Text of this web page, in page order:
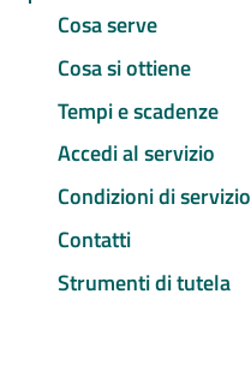
Cosa serve
Cosa si ottiene
Tempi e scadenze
Accedi al servizio
Condizioni di servizio
Contatti
Strumenti di tutela